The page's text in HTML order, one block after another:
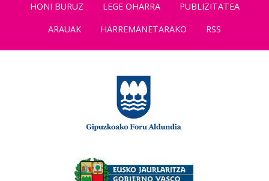
HONI BURUZ LEGE OHARRA
PUBLIZITATEA
ARAUAK
HARREMANETARAKO RSS